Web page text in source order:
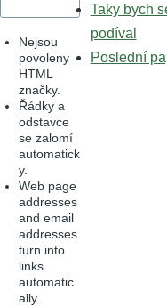
Nejsou
povoleny
HTML
značky.
Řádky a
odstavce
se zalomí
automatick
y.
Web page
addresses
and email
addresses
turn into
links
automatic
ally.
Taky bych
podíval
Poslední